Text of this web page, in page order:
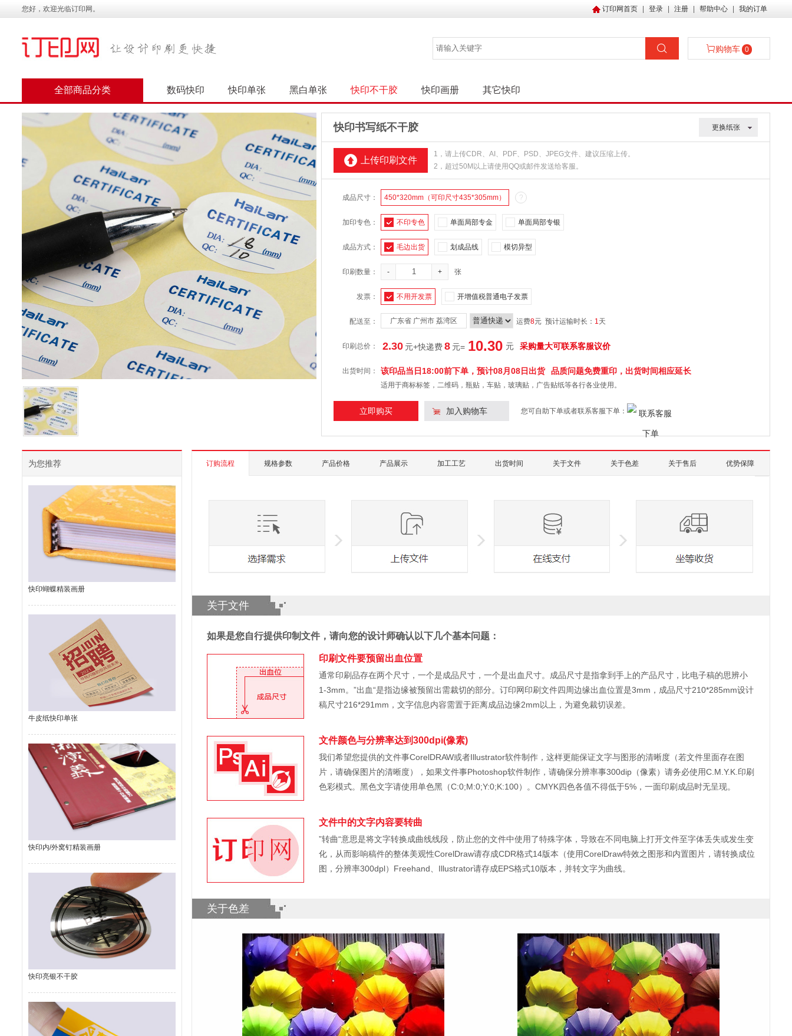
您好，欢迎光临订印网。 订印网首页 登录 注册 帮助中心 我的订单
购物车 0
全部商品分类 数码快印 快印单张 黑白单张 快印不干胶 快印画册 其它快印
快印书写纸不干胶 更换纸张
上传印刷文件
1，请上传CDR、AI、PDF、PSD、JPEG文件、建议压缩上传。
2，超过50M以上请使用QQ或邮件发送给客服。
成品尺寸： 450*320mm（可印尺寸435*305mm） ?
加印专色： 不印专色 单面局部专金 单面局部专银
成品方式： 毛边出货 划成品线 模切异型
印刷数量： - + 张
发票： 不用开发票 开增值税普通电子发票
配送至： 广东省 广州市 荔湾区 运费8元 预计运输时长： 1天
印刷总价： 2.30 元+快递费8 元= 10.30 元 采购量大可联系客服议价
出货时间： 该印品当日18:00前下单，预计08月08日 出货 品质问题免费重印，出货时间相应延长
适用于商标标签，二维码，瓶贴，车贴，玻璃贴，广告贴纸等各行各业使用。
立即购买 加入购物车 您可自助下单或者联系客服下单：
为您推荐
快印蝴蝶精装画册
牛皮纸快印单张
快印内/外窝钉精装画册
快印亮银不干胶
订购流程 规格参数 产品价格 产品展示 加工工艺 出货时间 关于文件 关于色差 关于售后 优势保障
关于文件
如果是您自行提供印制文件，请向您的设计师确认以下几个基本问题：
印刷文件要预留出血位置
通常印刷品存在两个尺寸，一个是成品尺寸，一个是出血尺寸。成品尺寸是指拿到手上的产品尺寸，比电子稿的思辨小
1-3mm。”出血“是指边缘被预留出需裁切的部分。订印网印刷文件四周边缘出血位置是3mm，成品尺寸210*285mm设计
稿尺寸216*291mm，文字信息内容需置于距离成品边缘2mm以上，为避免裁切误差。
文件颜色与分辨率达到300dpi(像素)
我们希望您提供的文件事CorelDRAW或者Illustrator软件制作，这样更能保证文字与图形的清晰度（若文件里面存在图
片，请确保图片的清晰度），如果文件事Photoshop软件制作，请确保分辨率事300dip（像素）请务必使用C.M.Y.K.印刷
色彩模式。黑色文字请使用单色黑（C:0;M:0;Y:0;K:100）。CMYK四色各值不得低于5%，一面印刷成品时无呈现。
文件中的文字内容要转曲
”转曲“意思是将文字转换成曲线线段，防止您的文件中使用了特殊字体，导致在不同电脑上打开文件至字体丢失或发生变
化，从而影响稿件的整体美观性CorelDraw请存成CDR格式14版本（使用CorelDraw特效之图形和内置图片，请转换成位
图，分辨率300dpl）Freehand、Illustrator请存成EPS格式10版本，并转文字为曲线。
关于色差